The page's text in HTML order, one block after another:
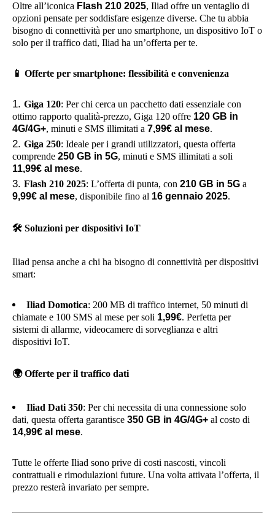
Oltre all’iconica Flash 210 2025, Iliad offre un ventaglio di
opzioni pensate per soddisfare esigenze diverse. Che tu abbia
bisogno di connettività per uno smartphone, un dispositivo IoT o
solo per il traffico dati, Iliad ha un’offerta per te.
📱 Offerte per smartphone: flessibilità e convenienza
Giga 120: Per chi cerca un pacchetto dati essenziale con
ottimo rapporto qualità-prezzo, Giga 120 offre 120 GB in
4G/4G+, minuti e SMS illimitati a 7,99€ al mese.
Giga 250: Ideale per i grandi utilizzatori, questa offerta
comprende 250 GB in 5G, minuti e SMS illimitati a soli
11,99€ al mese.
Flash 210 2025: L’offerta di punta, con 210 GB in 5G a
9,99€ al mese, disponibile fino al 16 gennaio 2025.
🛠️ Soluzioni per dispositivi IoT
Iliad pensa anche a chi ha bisogno di connettività per dispositivi
smart:
Iliad Domotica: 200 MB di traffico internet, 50 minuti di
chiamate e 100 SMS al mese per soli 1,99€. Perfetta per
sistemi di allarme, videocamere di sorveglianza e altri
dispositivi IoT.
🌍Offerte per il traffico dati
Iliad Dati 350: Per chi necessita di una connessione solo
dati, questa offerta garantisce 350 GB in 4G/4G+ al costo di
14,99€ al mese.
Tutte le offerte Iliad sono prive di costi nascosti, vincoli
contrattuali e rimodulazioni future. Una volta attivata l’offerta, il
prezzo resterà invariato per sempre.